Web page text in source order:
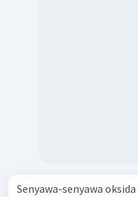
Senyawa-senyawa